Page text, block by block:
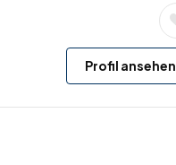
Profil ansehen